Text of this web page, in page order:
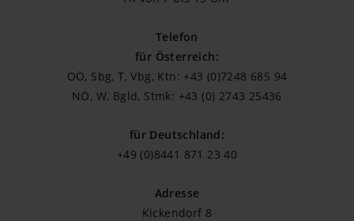
Telefon
für Österreich:
OÖ, Sbg, T, Vbg, Ktn: +43 (0)7248 685 94
NÖ, W, Bgld, Stmk: +43 (0) 2743 25436
für Deutschland:
+49 (0)8441 871 23 40
Adresse
Kickendorf 8